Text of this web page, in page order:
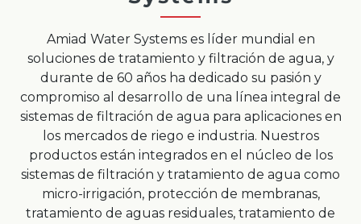
Amiad Water Systems es líder mundial en
soluciones de tratamiento y filtración de agua, y
durante de 60 años ha dedicado su pasión y
compromiso al desarrollo de una línea integral de
sistemas de filtración de agua para aplicaciones en
los mercados de riego e industria. Nuestros
productos están integrados en el núcleo de los
sistemas de filtración y tratamiento de agua como
micro-irrigación, protección de membranas,
tratamiento de aguas residuales, tratamiento de